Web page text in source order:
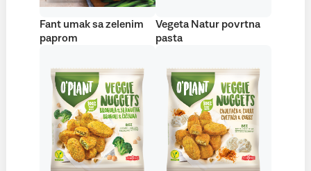
Fant umak sa zelenim
paprom
Vegeta Natur povrtna
pasta